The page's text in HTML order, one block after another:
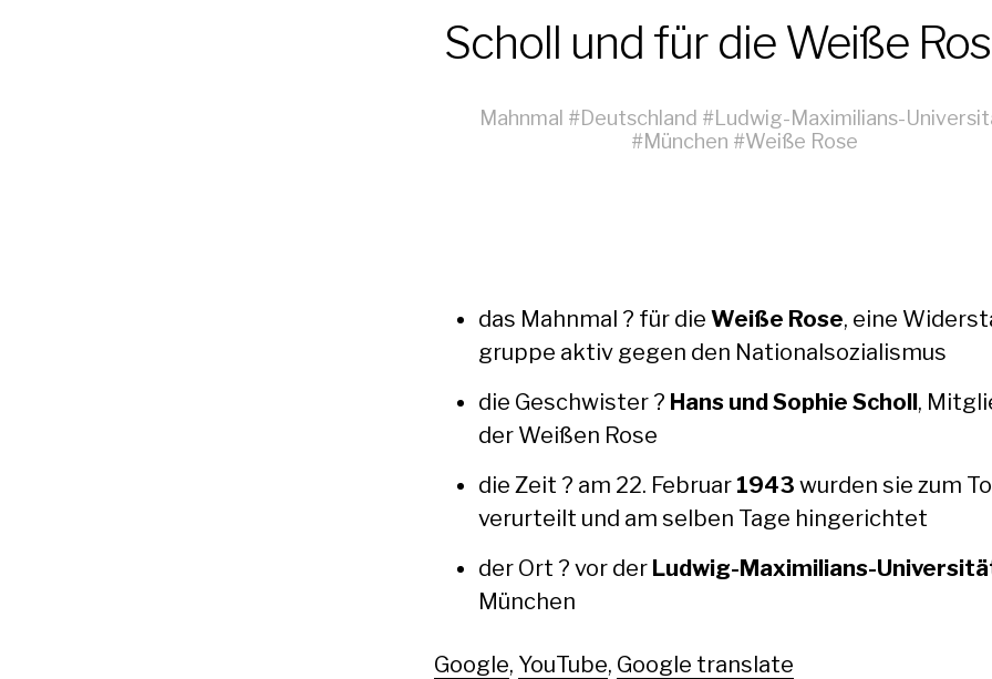
Scholl und für die Weiße
Mahnmal #Deutschland #Ludwig-Maximilians-
#München #Weiße Rose
das Mah­n­mal ? für die Weiße Rose, eine
gruppe aktiv gegen den Nation­al­sozial­is­mus
die Geschwis­ter ? Hans und Sophie Scholl,
der Weißen Rose
die Zeit ? am 22. Feb­ru­ar 1943 wur­den sie zum
verurteilt und am sel­ben Tage hin­gerichtet
der Ort ? vor der Lud­wig-Max­i­m­il­ians-
München
Google, YouTube, Google translate